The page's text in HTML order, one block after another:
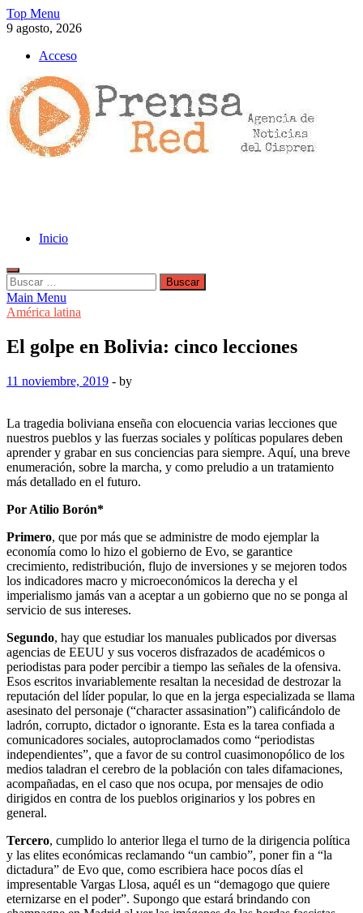
Skip
to
Top Menu
9 agosto, 2026
Acceso
Inicio
Buscar:
Main Menu
América latina
El golpe en Bolivia: cinco lecciones
11 noviembre, 2019 - by
La tragedia boliviana enseña con elocuencia varias lecciones que
nuestros pueblos y las fuerzas sociales y políticas populares deben
aprender y grabar en sus conciencias para siempre. Aquí, una breve
enumeración, sobre la marcha, y como preludio a un tratamiento
más detallado en el futuro.
Por Atilio Borón*
Primero, que por más que se administre de modo ejemplar la
economía como lo hizo el gobierno de Evo, se garantice
crecimiento, redistribución, flujo de inversiones y se mejoren todos
los indicadores macro y microeconómicos la derecha y el
imperialismo jamás van a aceptar a un gobierno que no se ponga al
servicio de sus intereses.
Segundo, hay que estudiar los manuales publicados por diversas
agencias de EEUU y sus voceros disfrazados de académicos o
periodistas para poder percibir a tiempo las señales de la ofensiva.
Esos escritos invariablemente resaltan la necesidad de destrozar la
reputación del líder popular, lo que en la jerga especializada se llama
asesinato del personaje (“character assasination”) calificándolo de
ladrón, corrupto, dictador o ignorante. Esta es la tarea confiada a
comunicadores sociales, autoproclamados como “periodistas
independientes”, que a favor de su control cuasimonopólico de los
medios taladran el cerebro de la población con tales difamaciones,
acompañadas, en el caso que nos ocupa, por mensajes de odio
dirigidos en contra de los pueblos originarios y los pobres en
general.
Tercero, cumplido lo anterior llega el turno de la dirigencia política
y las elites económicas reclamando “un cambio”, poner fin a “la
dictadura” de Evo que, como escribiera hace pocos días el
impresentable Vargas Llosa, aquél es un “demagogo que quiere
eternizarse en el poder”. Supongo que estará brindando con